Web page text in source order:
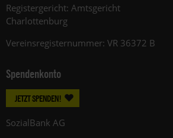
Registergericht: Amtsgericht
Charlottenburg
Vereinsregisternummer: VR 36372 B
Spendenkonto
JETZT SPENDEN!
SozialBank AG